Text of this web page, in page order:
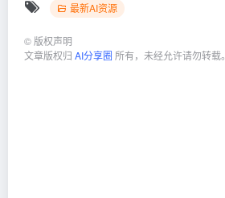
最新AI资源
© 版权声明
文章版权归 AI分享圈 所有，未经允许请勿转载。